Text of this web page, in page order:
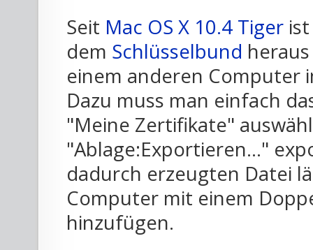
Seit Mac OS X 10.4 Tiger
dem Schlüsselbund
einem anderen Computer
Dazu muss man einfach
"Meine Zertifikate"
"Ablage:Exportieren..."
dadurch erzeugten Datei
Computer mit einem
hinzufügen.